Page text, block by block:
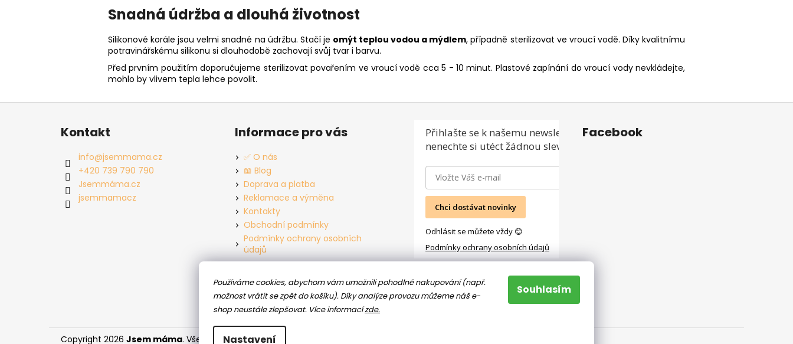
Používáme cookies, abychom vám umožnili pohodlné nakupování (např.
možnost vrátit se zpět do košíku). Díky analýze provozu můžeme náš e-
shop neustále zlepšovat. Více informacízde.
Nastavení
Souhlasím
Snadná údržba a dlouhá životnost
Silikonové korále jsou velmi snadné na údržbu. Stačí je omýt teplou vodou a mýdlem, případně sterilizovat ve vroucí vodě. Díky kvalitnímu
potravinářskému silikonu si dlouhodobě zachovají svůj tvar i barvu.
Před prvním použitím doporučujeme sterilizovat povařením ve vroucí vodě cca 5 - 10 minut. Plastové zapínání do vroucí vody nevkládejte,
mohlo by vlivem tepla lehce povolit.
Z
Kontakt
info@jsemmama.cz
+420 739 790 790
Jsemmáma.cz
jsemmamacz
Informace pro vás
✅ O nás
📖 Blog
Doprava a platba
Reklamace a výměna
Kontakty
Obchodní podmínky
Podmínky ochrany osobních
údajů
Přihlašte se k našemu newsletteru a
nenechte si utéct žádnou slevu ani akci!
Chci dostávat novinky
Odhlásit se můžete vždy 😊
Podmínky ochrany osobních údajů
Facebook
Copyright 2026 Jsem máma. Všechna práva vyhrazena.